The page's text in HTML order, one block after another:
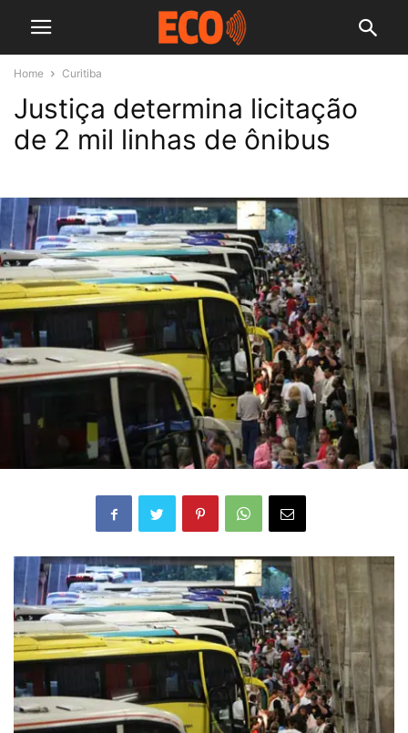
Home Curitiba
Justiça determina licitação
de 2 mil linhas de ônibus